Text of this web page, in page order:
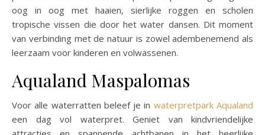
oog in oog met haaien, sierlijke roggen en scholen
tropische vissen die door het water dansen. Dit moment
van verbinding met de natuur is zowel adembenemend als
leerzaam voor kinderen en volwassenen.
Aqualand Maspalomas
Voor alle waterratten beleef je in waterpretpark Aqualand
een dag vol waterpret. Geniet van kindvriendelijke